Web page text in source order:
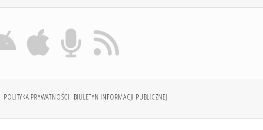
POLITYKA PRYWATNOŚCI BIULETYN INFORMACJI PUBLICZNEJ